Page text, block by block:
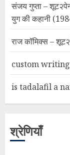
संजय गुप्ता –
युग की कहानी
राज कॉमिक्स –
custom writing
is tadalafil a
श्रेणियाँ